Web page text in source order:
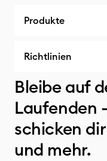
Produkte
Richtlinien
Bleibe auf
Laufenden
schicken
und mehr.